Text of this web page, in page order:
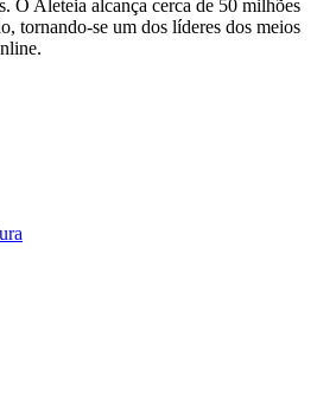
O Aleteia alcança cerca de 50 milhões
tornando-se um dos líderes dos meios